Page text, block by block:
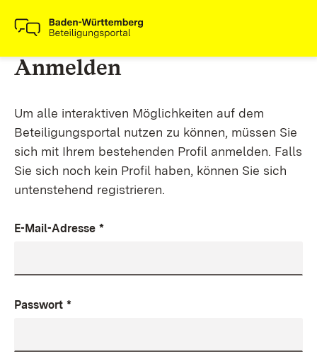
Anmelden
Um alle interaktiven Möglichkeiten auf dem
Beteiligungsportal nutzen zu können, müssen Sie
sich mit Ihrem bestehenden Profil anmelden. Falls
Sie sich noch kein Profil haben, können Sie sich
untenstehend registrieren.
E-Mail-Adresse *
Passwort *